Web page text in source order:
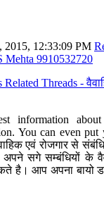
2015, 12:33:09 PM
Mehta 9910532720
Threads -
information about
You can even
एवं रोजगार से
सगे सम्बंधियों के
है। आप अपना बायो